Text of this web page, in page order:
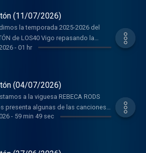
(11/07/2026)
la temporada 2025-2026 del
de LOS40 Vigo repasando la
musical gallega con: QUINTE:
“Lévame a ese lugar”, ,CALLLEJO:
no peito”, NADADORA: “1997”, LOS
“Pequeños planetas”, TOO
“Instintos”, IGLOO: “La
- 01 hr
(04/07/2026)
a la viguesa REBECA RODS
presenta algunas de las canciones
incluirán en su segundo álbum
“Trust in you”. Repasamos la
- 59 min 49 sec